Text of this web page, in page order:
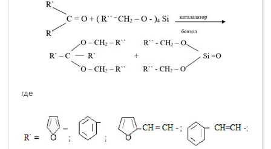
где